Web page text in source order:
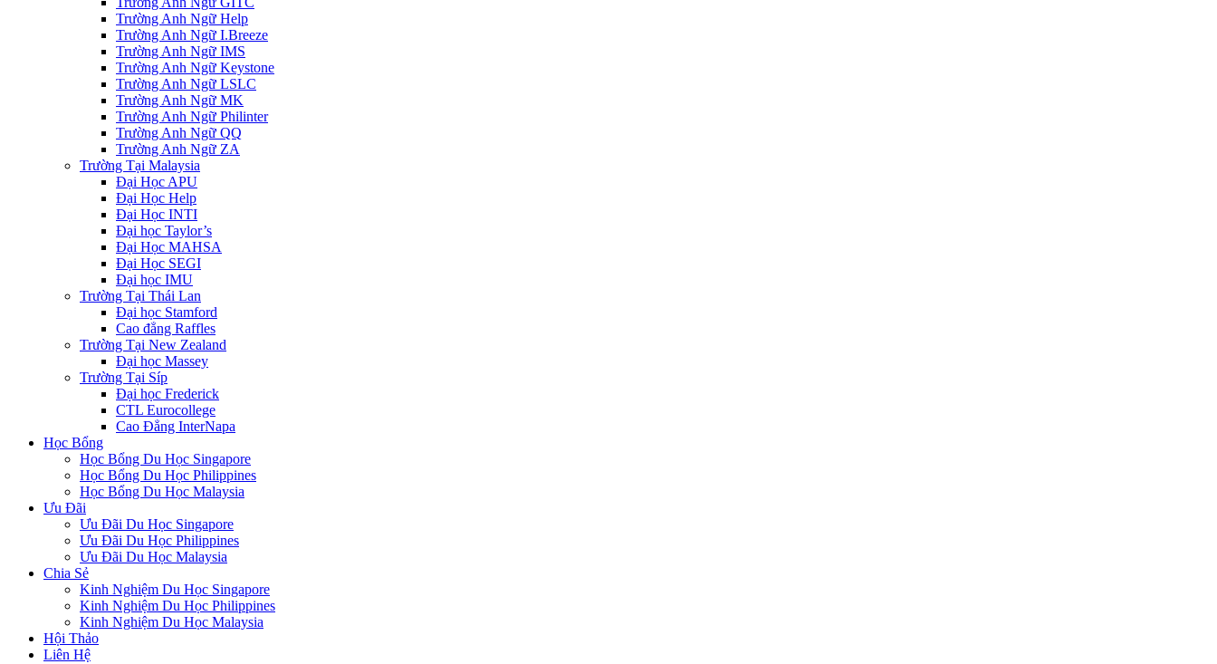
Trường Anh Ngữ Help
Trường Anh Ngữ I.Breeze
Trường Anh Ngữ IMS
Trường Anh Ngữ Keystone
Trường Anh Ngữ LSLC
Trường Anh Ngữ MK
Trường Anh Ngữ Philinter
Trường Anh Ngữ QQ
Trường Anh Ngữ ZA
Trường Tại Malaysia
Đại Học APU
Đại Học Help
Đại Học INTI
Đại học Taylor’s
Đại Học MAHSA
Đại Học SEGI
Đại học IMU
Trường Tại Thái Lan
Đại học Stamford
Cao đẳng Raffles
Trường Tại New Zealand
Đại học Massey
Trường Tại Síp
Đại học Frederick
CTL Eurocollege
Cao Đẳng InterNapa
Học Bổng
Học Bổng Du Học Singapore
Học Bổng Du Học Philippines
Học Bổng Du Học Malaysia
Ưu Đãi
Ưu Đãi Du Học Singapore
Ưu Đãi Du Học Philippines
Ưu Đãi Du Học Malaysia
Chia Sẻ
Kinh Nghiệm Du Học Singapore
Kinh Nghiệm Du Học Philippines
Kinh Nghiệm Du Học Malaysia
Hội Thảo
Liên Hệ